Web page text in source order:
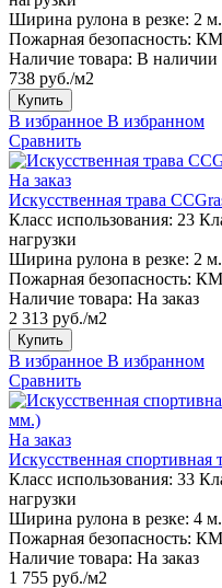
Ширина рулона в резке: 2 м.
Пожарная безопасность:
Наличие товара: В наличии
738 руб./м2
Купить
В избранное В избранном
Сравнить
На заказ
Искусственная трава
Класс использования: 23
нагрузки
Ширина рулона в резке: 2
Пожарная безопасность:
Наличие товара: На заказ
2 313 руб./м2
Купить
В избранное В избранном
Сравнить
На заказ
Искусственная спортивная
Класс использования: 33
нагрузки
Ширина рулона в резке: 4 м.
Пожарная безопасность:
Наличие товара: На заказ
1 755 руб./м2